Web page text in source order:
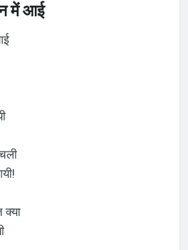
में आई
क्या